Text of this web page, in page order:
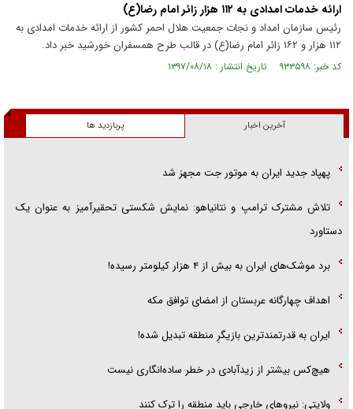
ارائه خدمات امدادی به ۱۱۲ هزار زائر امام رضا(ع)
رئیس سازمان امداد و نجات جمعیت هلال احمر کشور از ارائه خدمات امدادی به
۱۱۲ هزار و ۱۶۲ زائر امام رضا(ع) در قالب طرح همسفران خورشید خبر داد.
کد خبر: ۹۳۳۵۹۸ تاریخ انتشار : ۱۳۹۷/۰۸/۱۸
آخرین اخبار پربازدید ها
پهپاد جدید ایران به موتور جت مجهز شد
تلاش مشترک ترامپ و نتانیاهو: نمایش شکستی تحقیرآمیز به عنوان یک
دستاورد
برد موشک‌های ایران به بیش از ۴ هزار کیلومتر رسیده!
اهداف چهارگانه عربستان از امضای توافق مکه
ایران به قدرتمندترین بازیگرِ منطقه تبدیل شده!
هیچ‌کس بیشتر از زیدآبادی در خطر ساده‌انگاری نیست
ولایتی: نیرو‌های خارجی باید منطقه را ترک کنند